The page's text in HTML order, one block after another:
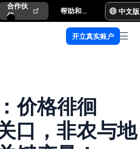
合作伙
伴
帮助和支持 中文版
开立真实账户
价格徘徊
口，非农与地